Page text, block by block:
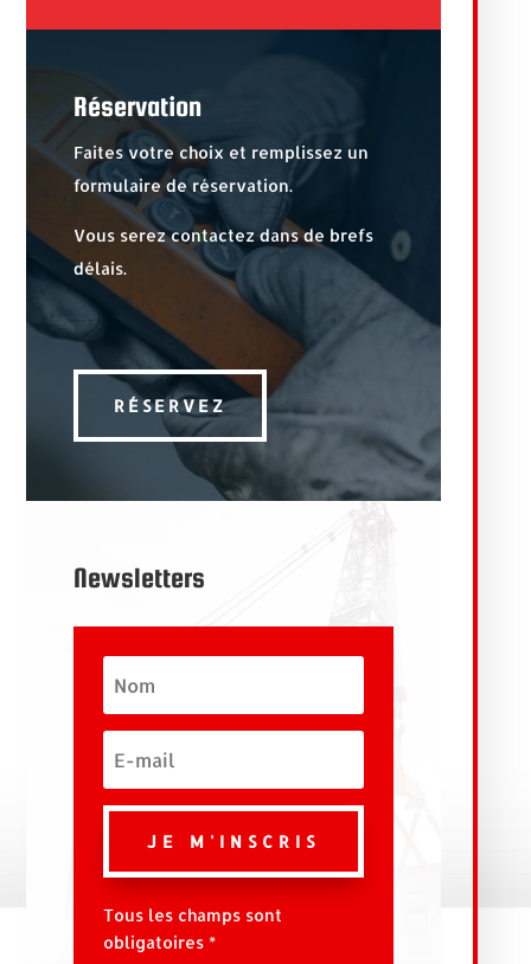
Réservation
Faites votre choix et remplissez un
formulaire de réservation.
Vous serez contactez dans de brefs
délais.
RÉSERVEZ
Newsletters
JE M'INSCRIS
Tous les champs sont
obligatoires *